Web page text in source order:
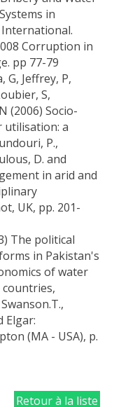
in
Corruption in
pp 77-79
Jeffrey, P,
S,
(2006) Socio-
utilisation: a
P.,
D. and
in arid and
UK, pp. 201-
The political
in Pakistan's
of water
Elgar:
(MA - USA), p.
Retour à la liste